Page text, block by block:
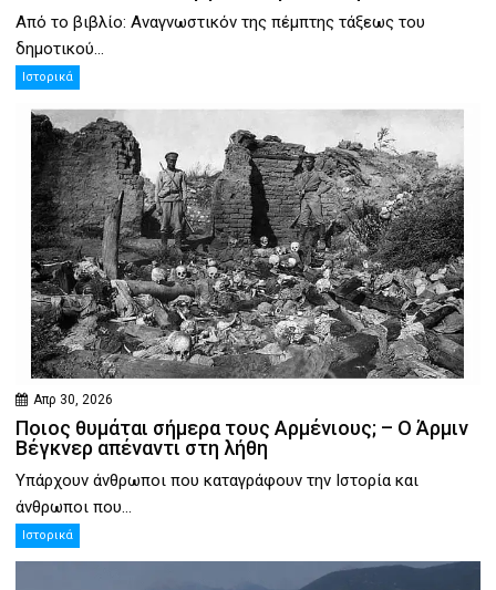
Από το βιβλίο: Αναγνωστικόν της πέμπτης τάξεως του
δημοτικού...
Ιστορικά
Απρ 30, 2026
Ποιος θυμάται σήμερα τους Αρμένιους; – Ο Άρμιν
Βέγκνερ απέναντι στη λήθη
Υπάρχουν άνθρωποι που καταγράφουν την Ιστορία και
άνθρωποι που...
Ιστορικά